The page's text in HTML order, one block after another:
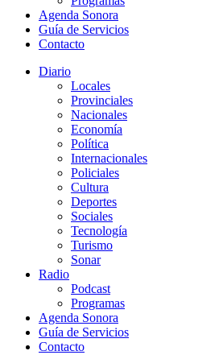
Agenda Sonora
Guía de Servicios
Contacto
Diario
Locales
Provinciales
Nacionales
Economía
Política
Internacionales
Policiales
Cultura
Deportes
Sociales
Tecnología
Turismo
Sonar
Radio
Podcast
Programas
Agenda Sonora
Guía de Servicios
Contacto